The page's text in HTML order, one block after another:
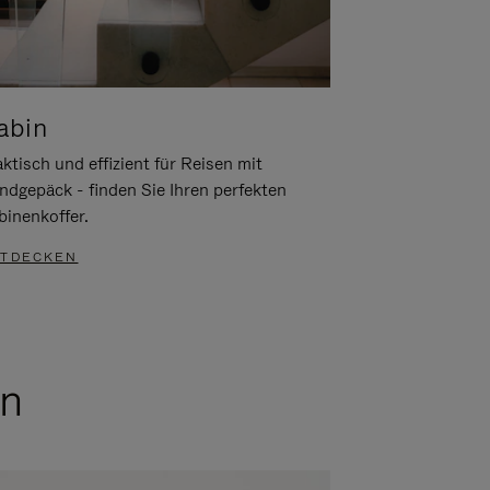
und effizient für Reisen mit
- finden Sie Ihren perfekten